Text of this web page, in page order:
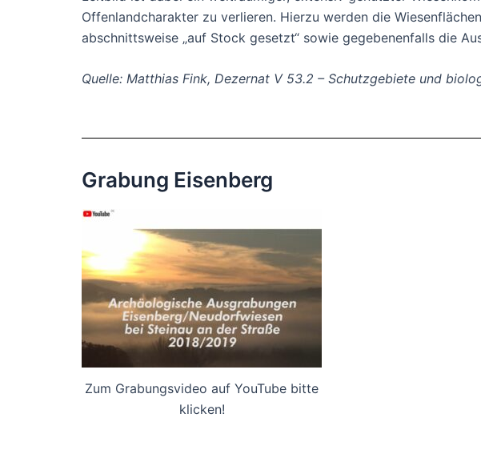
Offenlandcharakter zu verlieren. Hierzu werden die
abschnittsweise „auf Stock gesetzt“ sowie gegebenenfalls die
Quelle: Matthias Fink, Dezernat V 53.2 – Schutzgebiete und
Grabung Eisenberg
Zum Grabungsvideo auf YouTube bitte
klicken!